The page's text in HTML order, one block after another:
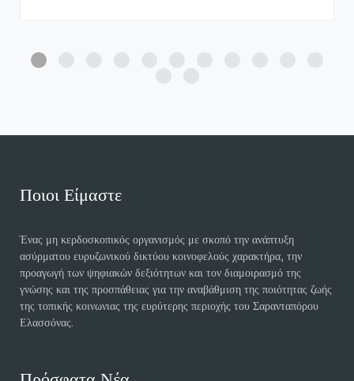
Ποιοι Είμαστε
Ένας μη κερδοσκοπικός οργανισμός με σκοπό την ανάπτυξη
ασύρματου ευρυζωνικού δικτύου κοινοφελούς χαρακτήρα, την
προαγωγή των ψηφιακών δεξιότητων και τον διαμοιρασμό της
γνώσης και της προσπάθειας για την αναβάθμιση της ποιότητας ζωής
της τοπικής κοινωνιας της ευρύτερης περιοχής του Σαρανταπόρου
Ελασσόνας.